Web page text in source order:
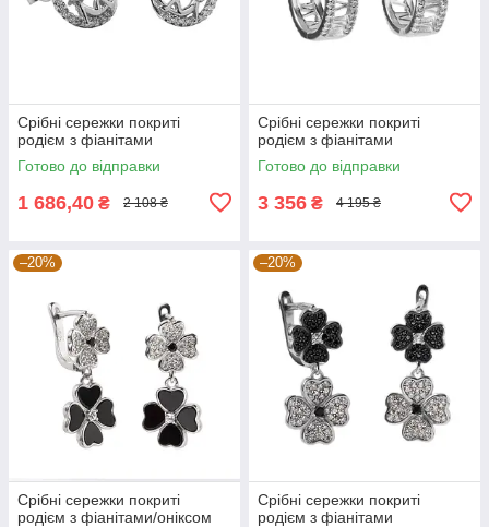
Срібні сережки покриті
родієм з фіанітами
Готово до відправки
1 686,40 ₴ 2 108 ₴
Срібні сережки покриті
родієм з фіанітами
Готово до відправки
3 356 ₴ 4 195 ₴
–20%
Срібні сережки покриті
родієм з фіанітами/оніксом
–20%
Срібні сережки покриті
родієм з фіанітами